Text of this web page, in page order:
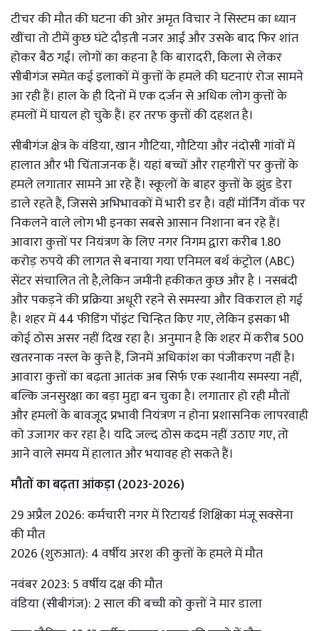
टीचर की मौत की घटना की ओर अमृत विचार ने सिस्टम का ध्यान
खींचा तो टीमें कुछ घंटे दौड़ती नजर आईं और उसके बाद फिर शांत
होकर बैठ गईं। लोगों का कहना है कि बारादरी, किला से लेकर
सीबीगंज समेत कई इलाकों में कुत्तों के हमले की घटनाएं रोज सामने
आ रही हैं। हाल के ही दिनों में एक दर्जन से अधिक लोग कुत्तों के
हमलों में घायल हो चुके हैं। हर तरफ कुत्तों की दहशत है।
सीबीगंज क्षेत्र के वंडिया, खान गौटिया, गौटिया और नंदोसी गांवों में
हालात और भी चिंताजनक हैं। यहां बच्चों और राहगीरों पर कुत्तों के
हमले लगातार सामने आ रहे हैं। स्कूलों के बाहर कुत्तों के झुंड डेरा
डाले रहते हैं, जिससे अभिभावकों में भारी डर है। वहीं मॉर्निंग वॉक पर
निकलने वाले लोग भी इनका सबसे आसान निशाना बन रहे हैं।
आवारा कुत्तों पर नियंत्रण के लिए नगर निगम द्वारा करीब 1.80
करोड़ रुपये की लागत से बनाया गया एनिमल बर्थ कंट्रोल (ABC)
सेंटर संचालित तो है,लेकिन जमीनी हकीकत कुछ और है । नसबंदी
और पकड़ने की प्रक्रिया अधूरी रहने से समस्या और विकराल हो गई
है। शहर में 44 फीडिंग पॉइंट चिन्हित किए गए, लेकिन इसका भी
कोई ठोस असर नहीं दिख रहा है। अनुमान है कि शहर में करीब 500
खतरनाक नस्ल के कुत्ते हैं, जिनमें अधिकांश का पंजीकरण नहीं है।
आवारा कुत्तों का बढ़ता आतंक अब सिर्फ एक स्थानीय समस्या नहीं,
बल्कि जनसुरक्षा का बड़ा मुद्दा बन चुका है। लगातार हो रही मौतों
और हमलों के बावजूद प्रभावी नियंत्रण न होना प्रशासनिक लापरवाही
को उजागर कर रहा है। यदि जल्द ठोस कदम नहीं उठाए गए, तो
आने वाले समय में हालात और भयावह हो सकते हैं।
मौतों का बढ़ता आंकड़ा (2023-2026)
29 अप्रैल 2026: कर्मचारी नगर में रिटायर्ड शिक्षिका मंजू सक्सेना
की मौत
2026 (शुरुआत): 4 वर्षीय अरश की कुत्तों के हमले में मौत
नवंबर 2023: 5 वर्षीय दक्ष की मौत
वंडिया (सीबीगंज): 2 साल की बच्ची को कुत्तों ने मार डाला